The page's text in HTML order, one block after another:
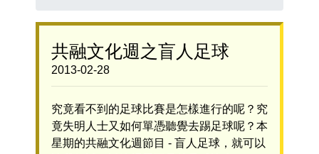
共融文化週之盲人足球
2013-02-28
究竟看不到的足球比賽是怎樣進行的呢？究
竟失明人士又如何單憑聽覺去踢足球呢？本
星期的共融文化週節目 - 盲人足球，就可以